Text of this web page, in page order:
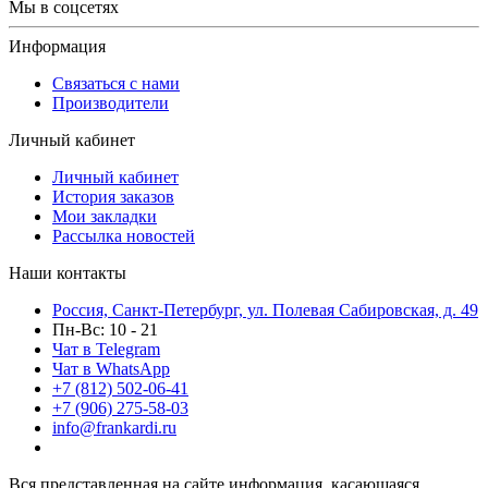
Мы в соцсетях
Информация
Связаться с нами
Производители
Личный кабинет
Личный кабинет
История заказов
Мои закладки
Рассылка новостей
Наши контакты
Россия, Санкт-Петербург, ул. Полевая Сабировская, д. 49
Пн-Вс: 10 - 21
Чат в Telegram
Чат в WhatsApp
+7 (812) 502-06-41
+7 (906) 275-58-03
info@frankardi.ru
Вся представленная на сайте информация, касающаяся